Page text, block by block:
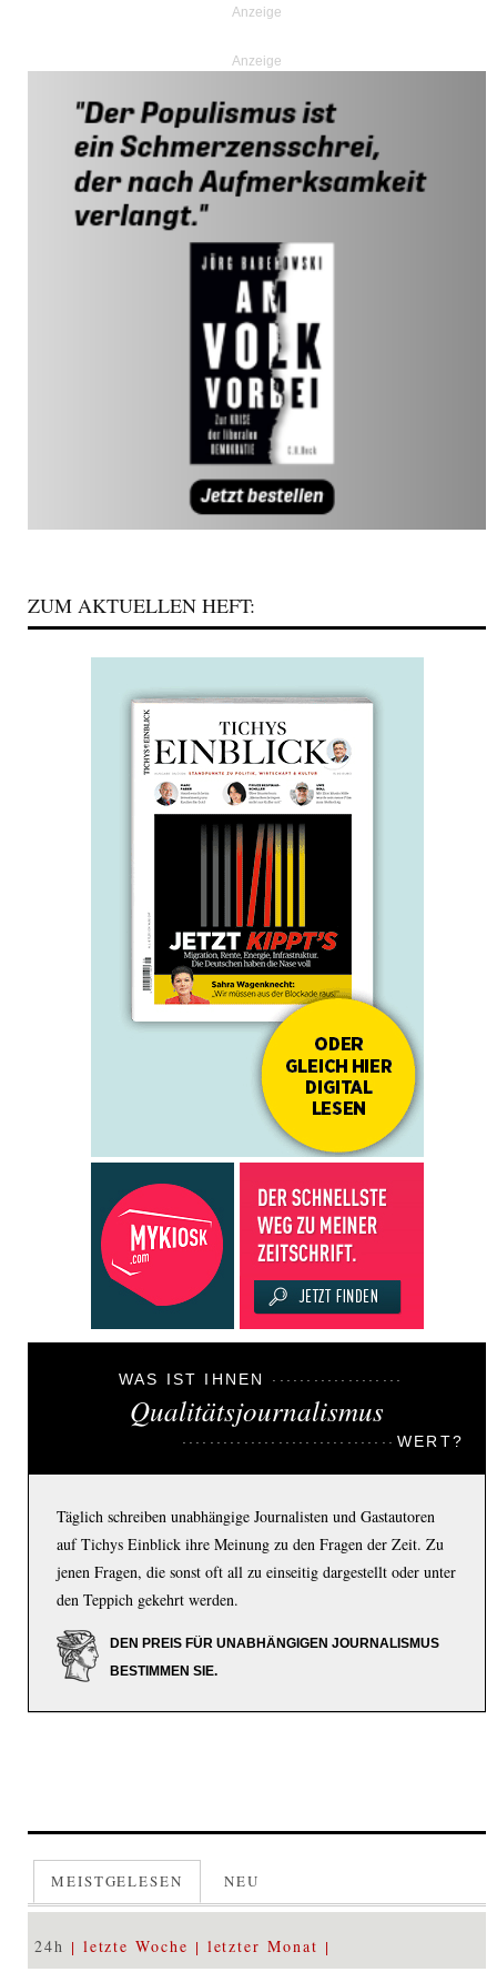
Anzeige
ZUM AKTUELLEN HEFT:
WAS IST IHNEN
Qualitätsjournalismus
WERT?
Täglich schreiben unabhängige Journalisten und Gastautoren
auf Tichys Einblick ihre Meinung zu den Fragen der Zeit. Zu
jenen Fragen, die sonst oft all zu einseitig dargestellt oder unter
den Teppich gekehrt werden.
DEN PREIS FÜR UNABHÄNGIGEN JOURNALISMUS
BESTIMMEN SIE.
MEISTGELESEN NEU
24h letzte Woche letzter Monat